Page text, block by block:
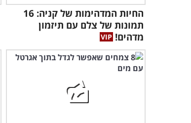
החיות המדהימות של קניה: 16
תמונות של צלם עם תיזמון
מדהים!